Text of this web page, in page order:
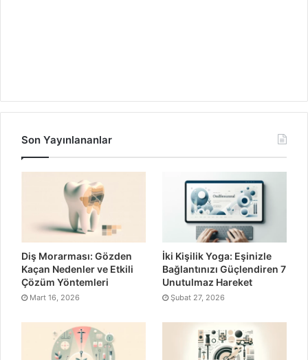
Son Yayınlananlar
Diş Morarması: Gözden
Kaçan Nedenler ve Etkili
Çözüm Yöntemleri
Mart 16, 2026
İki Kişilik Yoga: Eşinizle
Bağlantınızı Güçlendiren 7
Unutulmaz Hareket
Şubat 27, 2026